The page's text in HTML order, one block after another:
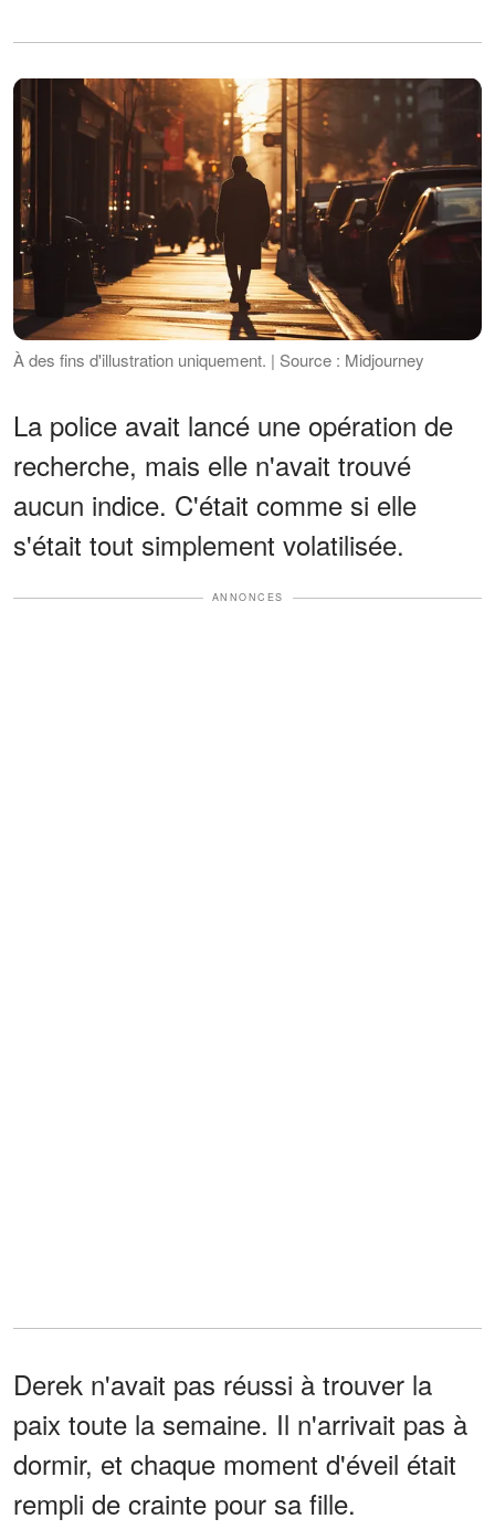
À des fins d'illustration uniquement. | Source : Midjourney
La police avait lancé une opération de
recherche, mais elle n'avait trouvé
aucun indice. C'était comme si elle
s'était tout simplement volatilisée.
ANNONCES
Derek n'avait pas réussi à trouver la
paix toute la semaine. Il n'arrivait pas à
dormir, et chaque moment d'éveil était
rempli de crainte pour sa fille.